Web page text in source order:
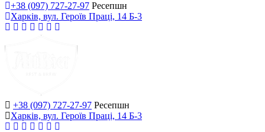
+38 (097) 727-27-97 Ресепшн
Харків, вул. Героїв Праці, 14 Б-3
+38 (097) 727-27-97 Ресепшн
Харків, вул. Героїв Праці, 14 Б-3